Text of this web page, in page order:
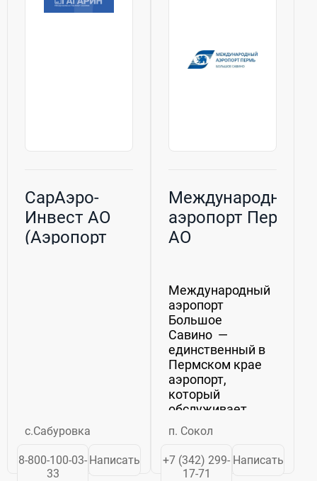
направленной на
реконструкцию и
СарАэро-
Инвест АО
(Аэропорт
с.Сабуровка
8-800-100-03-
33
Написать
Международный
аэропорт Пермь,
АО
Международный
аэропорт
Большое
Савино —
единственный в
Пермском крае
аэропорт,
который
обслуживает
регулярные
пассажирские
перевозки. 30
ноября 2017 года
п. Сокол
+7 (342) 299-
17-71
Написать